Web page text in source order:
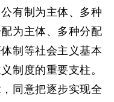
有制为主体、多种
为主体、多种分配
制等社会主义基本
制度的重要支柱。
同意把逐步实现全